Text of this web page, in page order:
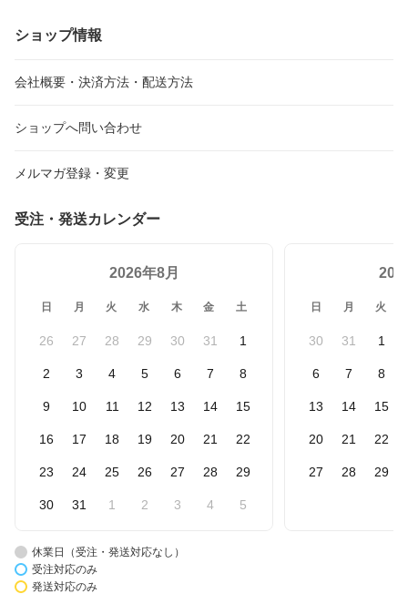
ショップ情報
会社概要・決済方法・配送方法
ショップへ問い合わせ
メルマガ登録・変更
受注・発送カレンダー
2026年8月
日 月 火 水 木 金 土
26 27 28 29 30 31 1
2 3 4 5 6 7 8
9 10 11 12 13 14 15
16 17 18 19 20 21 22
23 24 25 26 27 28 29
30 31 1 2 3 4 5
日 月 火
30 31 1
6 7 8
13 14 15
20 21 22
27 28 29
休業日（受注・発送対応なし）
受注対応のみ
発送対応のみ